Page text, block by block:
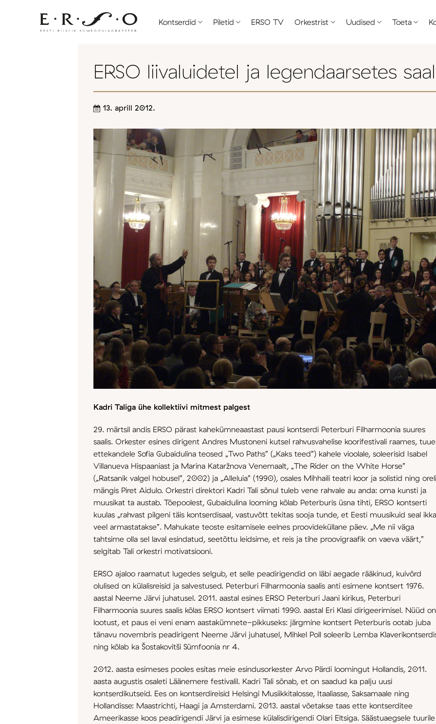
Kontserdid Piletid ERSO TV Orkestrist Uudised Toeta
ERSO liivaluidetel ja legendaarsetes
13. aprill 2012.
Kadri Taliga ühe kollektiivi mitmest palgest
29. märtsil andis ERSO pärast kahekümneaastast pausi kontserdi Peterburi Filharmoonia suures
saalis. Orkester esines dirigent Andres Mustoneni kutsel rahvusvahelise koorifestivali raames,
ettekandele Sofia Gubaidulina teosed „Two Paths” („Kaks teed”) kahele vioolale, soleerisid Isabel
Villanueva Hispaaniast ja Marina Kataržnova Venemaalt, „The Rider on the White Horse”
(„Ratsanik valgel hobusel”, 2002) ja „Alleluia” (1990), osales Mihhaili teatri koor ja solistid ning
mängis Piret Aidulo. Orkestri direktori Kadri Tali sõnul tuleb vene rahvale au anda: oma kunsti ja
muusikat ta austab. Tõepoolest, Gubaidulina looming kõlab Peterburis üsna tihti, ERSO kontserti
kuulas „rahvast pilgeni täis kontserdisaal, vastuvõtt tekitas sooja tunde, et Eesti muusikuid seal ikka
veel armastatakse”. Mahukate teoste esitamisele eelnes proovideküllane päev. „Me nii väga
tahtsime olla sel laval esindatud, seetõttu leidsime, et reis ja tihe proovigraafik on vaeva väärt,”
selgitab Tali orkestri motivatsiooni.
ERSO ajaloo raamatut lugedes selgub, et selle peadirigendid on läbi aegade rääkinud, kuivõrd
olulised on külalisreisid ja salvestused. Peterburi Filharmoonia saalis anti esimene kontsert 1976.
aastal Neeme Järvi juhatusel. 2011. aastal esines ERSO Peterburi Jaani kirikus, Peterburi
Filharmoonia suures saalis kõlas ERSO kontsert viimati 1990. aastal Eri Klasi dirigeerimisel. Nüüd on
lootust, et paus ei veni enam aastakümnete-pikkuseks: järgmine kontsert Peterburis ootab juba
tänavu novembris peadirigent Neeme Järvi juhatusel, Mihkel Poll soleerib Lemba
ning kõlab ka Šostakovitši Sümfoonia nr 4.
2012. aasta esimeses pooles esitas meie esindusorkester Arvo Pärdi loomingut Hollandis, 2011.
aasta augustis osaleti Läänemere festivalil. Kadri Tali sõnab, et on saadud ka palju uusi
kontserdikutseid. Ees on kontserdireisid Helsingi Musiikkitalosse, Itaaliasse, Saksamaale ning
Hollandisse: Maastrichti, Haagi ja Amsterdami. 2013. aastal võetakse taas ette kontserditee
Ameerikasse koos peadirigendi Järvi ja esimese külalisdirigendi Olari Eltsiga. Säästuaegsele tuurile